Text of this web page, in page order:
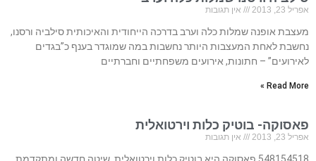
אפריל 23, 2013 אין תגובות
מעצבת אופנה שמלות כלה וערב בדרכה הייחודית והאיכותית סילביה ורסנו,
נחשבת לאחת המעצבות היותר נחשבות במה שמוגדר בענף כ”בגדים
לאירועים” – חתונות, אירועים משפחתיים וחברתיים
Read More »
פאסוקה- בוטיק כלות וירטואלית
אפריל 23, 2013 אין תגובות